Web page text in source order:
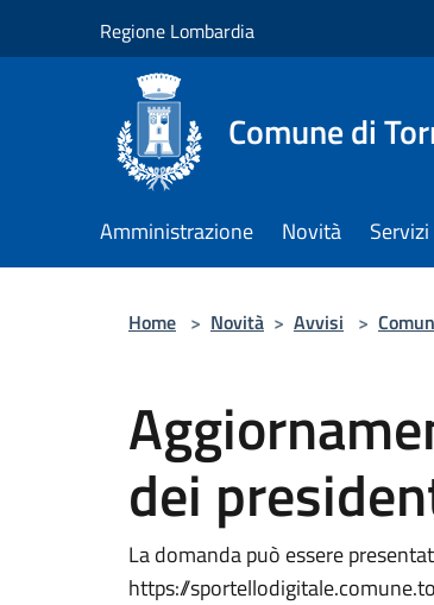
Regione Lombardia
Comune di
Amministrazione Novità Servizi
Home > Novità > Avvisi >
dei
La domanda può essere
https://